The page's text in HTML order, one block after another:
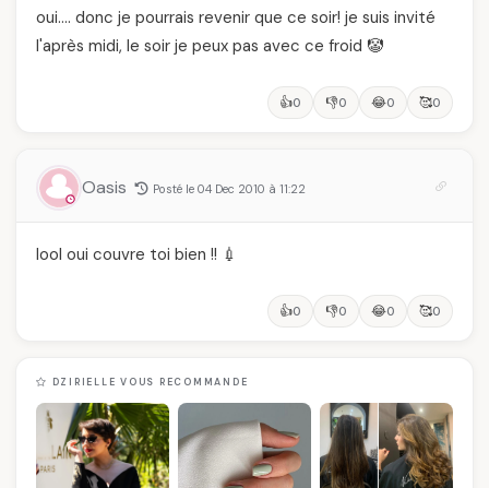
oui…. donc je pourrais revenir que ce soir! je suis invité
l'après midi, le soir je peux pas avec ce froid 🤡
👍0 👎0 😂0 🥰0
Oasis Posté le 04 Dec 2010 à 11:22
lool oui couvre toi bien !! 💉
👍0 👎0 😂0 🥰0
DZIRIELLE VOUS RECOMMANDE